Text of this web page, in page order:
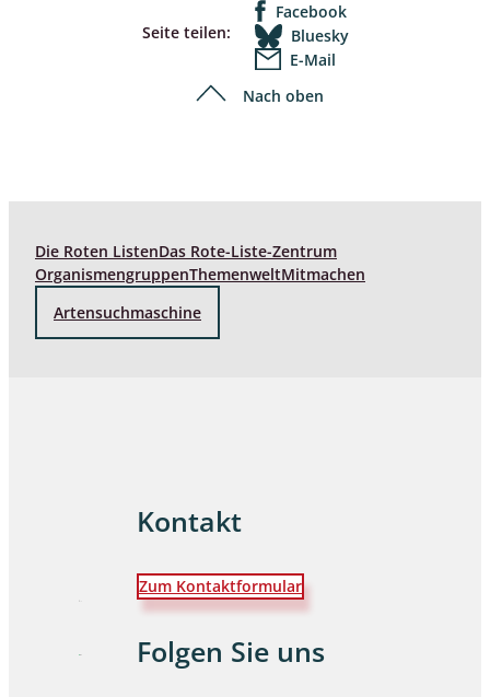
Seite teilen:
Facebook
Bluesky
E-Mail
Nach oben
Die Roten ListenDas Rote-Liste-Zentrum
OrganismengruppenThemenweltMitmachen
Artensuchmaschine
Kontakt
Zum Kontaktformular
Folgen Sie uns